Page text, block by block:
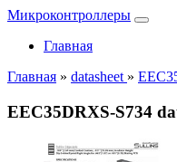
Микроконтроллеры
Главная
Главная » datasheet »
EEC35DRXS-S734